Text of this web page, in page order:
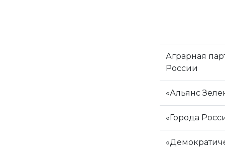
Аграрная
России
«Альянс
«Города